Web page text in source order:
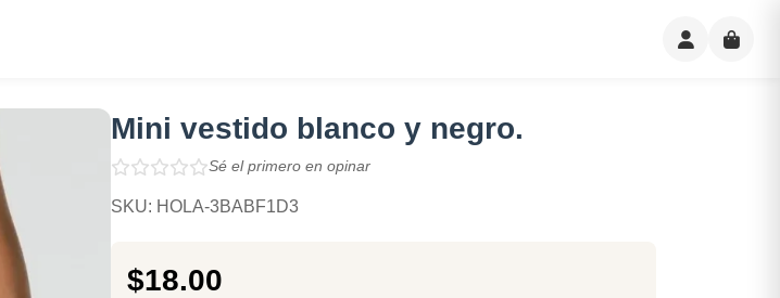
Mini vestido blanco y negro.
Sé el primero en opinar
SKU: HOLA-3BABF1D3
$18.00